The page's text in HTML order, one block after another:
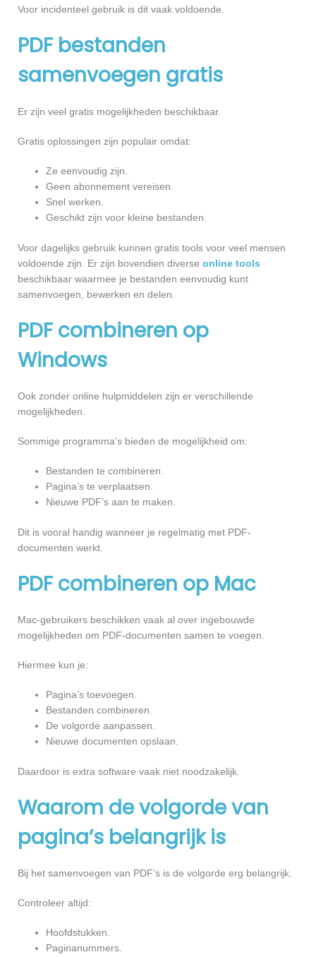
Voor incidenteel gebruik is dit vaak voldoende.
PDF bestanden
samenvoegen gratis
Er zijn veel gratis mogelijkheden beschikbaar.
Gratis oplossingen zijn populair omdat:
Ze eenvoudig zijn.
Geen abonnement vereisen.
Snel werken.
Geschikt zijn voor kleine bestanden.
Voor dagelijks gebruik kunnen gratis tools voor veel mensen
voldoende zijn. Er zijn bovendien diverse online tools
beschikbaar waarmee je bestanden eenvoudig kunt
samenvoegen, bewerken en delen.
PDF combineren op
Windows
Ook zonder online hulpmiddelen zijn er verschillende
mogelijkheden.
Sommige programma’s bieden de mogelijkheid om:
Bestanden te combineren.
Pagina’s te verplaatsen.
Nieuwe PDF’s aan te maken.
Dit is vooral handig wanneer je regelmatig met PDF-
documenten werkt.
PDF combineren op Mac
Mac-gebruikers beschikken vaak al over ingebouwde
mogelijkheden om PDF-documenten samen te voegen.
Hiermee kun je:
Pagina’s toevoegen.
Bestanden combineren.
De volgorde aanpassen.
Nieuwe documenten opslaan.
Daardoor is extra software vaak niet noodzakelijk.
Waarom de volgorde van
pagina’s belangrijk is
Bij het samenvoegen van PDF’s is de volgorde erg belangrijk.
Controleer altijd:
Hoofdstukken.
Paginanummers.